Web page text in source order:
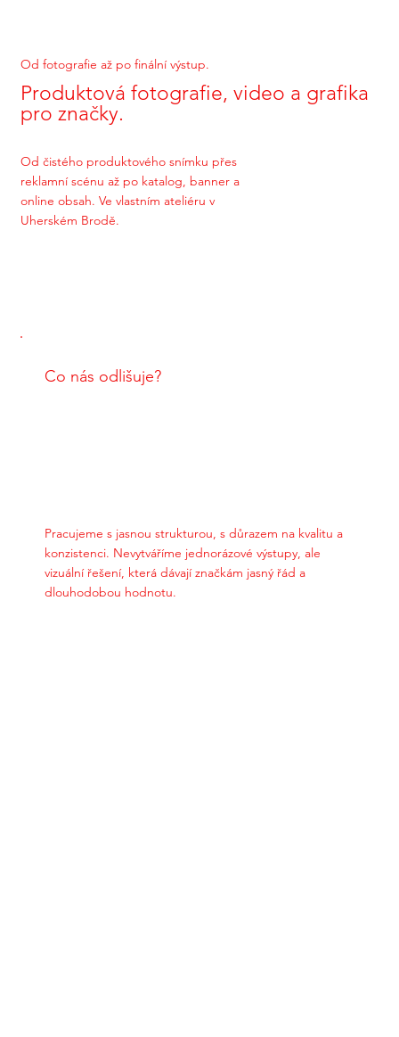
Od fotografie až po finální výstup.
Produktová fotografie, video a grafika
pro značky.
Od čistého produktového snímku přes
reklamní scénu až po katalog, banner a
online obsah. Ve vlastním ateliéru v
Uherském Brodě.
Co nás odlišuje?
Pracujeme s jasnou strukturou, s důrazem na kvalitu a
konzistenci. Nevytváříme jednorázové výstupy, ale
vizuální řešení, která dávají značkám jasný řád a
dlouhodobou hodnotu.